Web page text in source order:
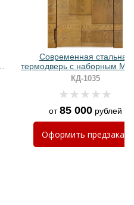
Хочу такую
Современная стальная
термодверь с наборным
шпоном и
замком
КД-1035
от85 000рублей
Оформить предзаказ